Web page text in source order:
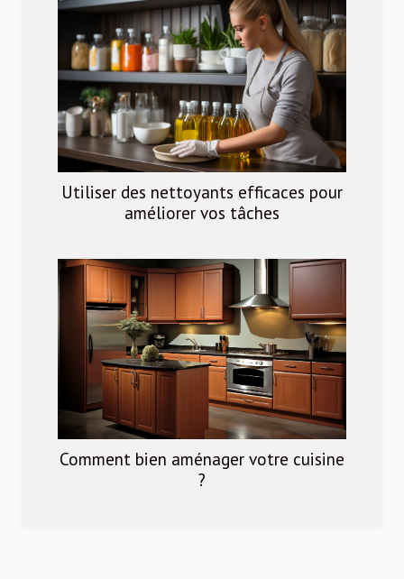
Utiliser des nettoyants efficaces pour
améliorer vos tâches
Comment bien aménager votre cuisine
?